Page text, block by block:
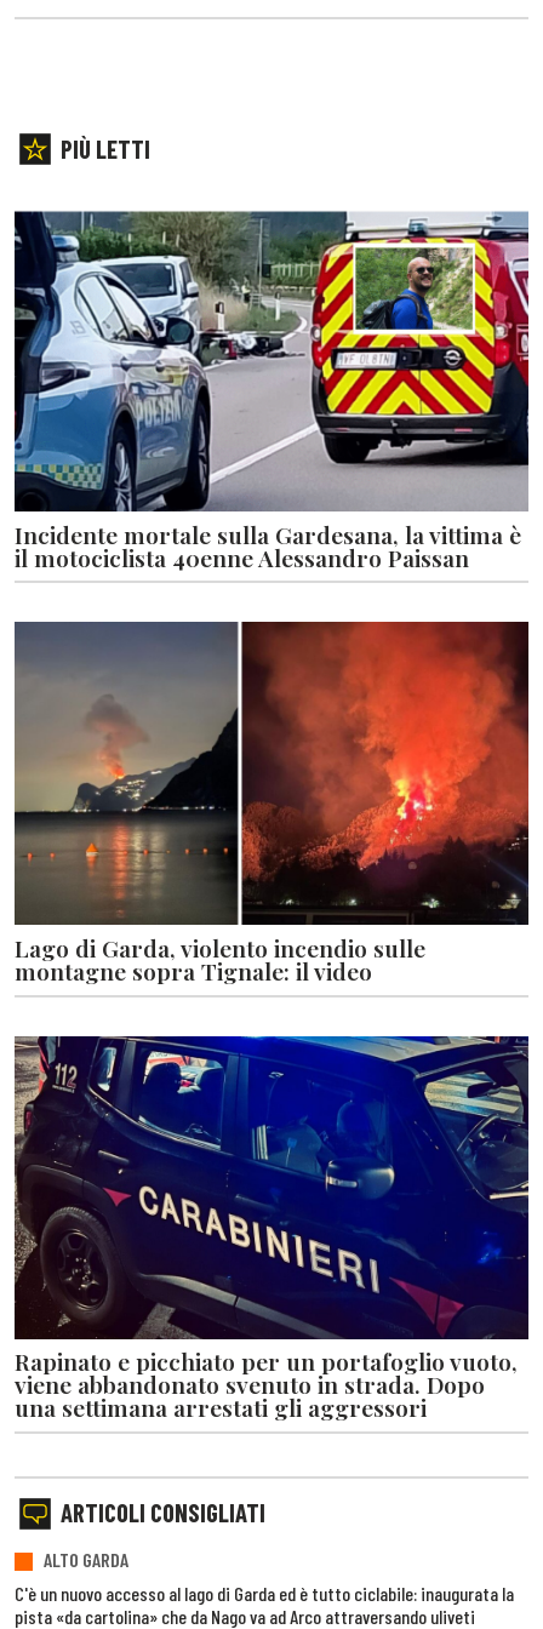
PIÙ LETTI
Incidente mortale sulla Gardesana, la vittima è
il motociclista 40enne Alessandro Paissan
Lago di Garda, violento incendio sulle
montagne sopra Tignale: il video
Rapinato e picchiato per un portafoglio vuoto,
viene abbandonato svenuto in strada. Dopo
una settimana arrestati gli aggressori
ARTICOLI CONSIGLIATI
ALTO GARDA
C'è un nuovo accesso al lago di Garda ed è tutto ciclabile: inaugurata la
pista «da cartolina» che da Nago va ad Arco attraversando uliveti